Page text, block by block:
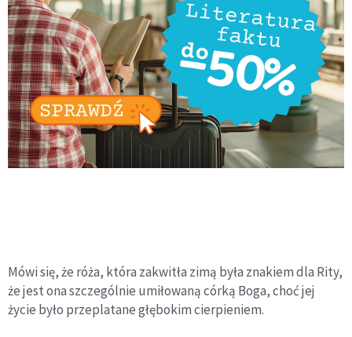
Mówi się, że róża, która zakwitła zimą była znakiem dla Rity,
że jest ona szczególnie umiłowaną córką Boga, choć jej
życie było przeplatane głębokim cierpieniem.